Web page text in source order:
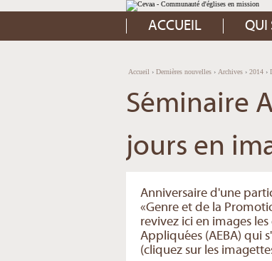
Aller
au
contenu.
Aller
à
Outils
personnels
ACCUEIL QUI
Accueil › Dernières nouvelles › Archives › 2014 ›
Séminaire
jours en
Anniversaire d'une
«Genre et de la
revivez ici en images
Appliquées (AEBA) qui
(cliquez sur les